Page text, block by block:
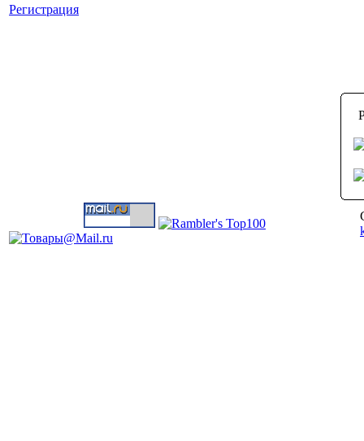
Регистрация